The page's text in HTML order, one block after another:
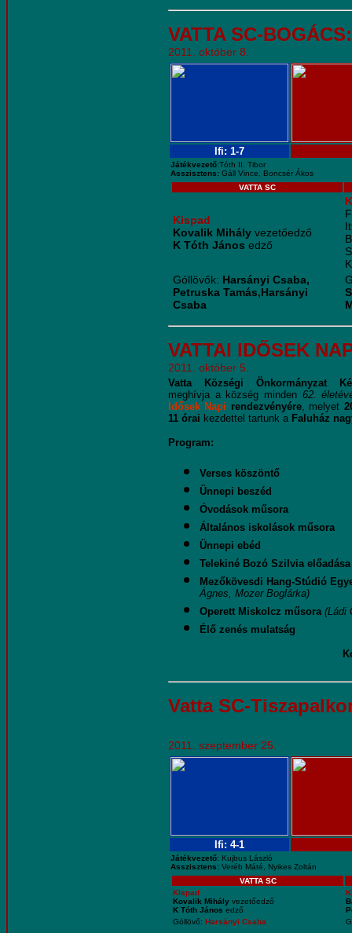
VATTA SC-
2011. október 8.
Ifi: 1-7
Játékvezető:Tóth II. Tibor
Asszisztens: Gáll Vince, Boncsér Ákos
VATTA SC
Kispad
Kovalik Mihály vezetőedző
K Tóth János edző
Góllövők: Harsányi Csaba,
Petruska Tamás,Harsányi
Csaba
VATTAI IDŐSEK
2011. október 5.
Vatta Községi Önkormányzat
meghívja a község minden 62.
Idősek Napi rendezvényére, melyet
11 órai kezdettel tartunk a Faluház
Program:
Verses köszöntő
Ünnepi beszéd
Óvodások műsora
Általános iskolások műsora
Ünnepi ebéd
Telekiné Bozó Szilvia előadása
Mezőkövesdi Hang-Stúdió
Ágnes, Mozer Boglárka)
Operett Miskolcz műsora (Ládi
Élő zenés mulatság
Vatta SC-
2011. szeptember 25.
Ifi: 4-1
Játékvezető: Kujbus László
Asszisztens: Veréb Máté, Nyikes Zoltán
VATTA SC
Kispad
Kovalik Mihály vezetőedző
K Tóth János edző
Góllövő: Harsányi Csaba